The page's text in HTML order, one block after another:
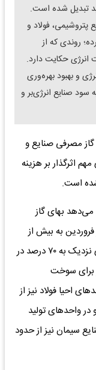
تبدیل شده است.
فولاد و
درصد رشد کرده؛ روندی که از
حکایت دارد.
و بهبود بهره‌وری
سود صنایع انرژی‌بر و
مصرفی صنایع و
متغیرهای مهم اثرگذار بر هزینه
است.
بهای گاز
۱۰۴ هزار ریال در فروردین به بیش از
۱۷۹ هزار ریال در اسفند رسیده که بیانگر رشدی نزدیک به ۷۰ درصد در
برای سوخت
احیا فولاد نیز از
یافته و در واحدهای تولید
وهزار ریال و صنایع سیمان نیز از حدود